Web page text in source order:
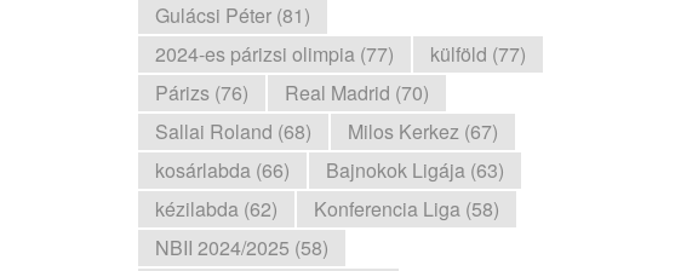
Gulácsi Péter (81)
2024-es párizsi olimpia (77)
külföld (77)
Párizs (76)
Real Madrid (70)
Sallai Roland (68)
Milos Kerkez (67)
kosárlabda (66)
Bajnokok Ligája (63)
kézilabda (62)
Konferencia Liga (58)
NBII 2024/2025 (58)